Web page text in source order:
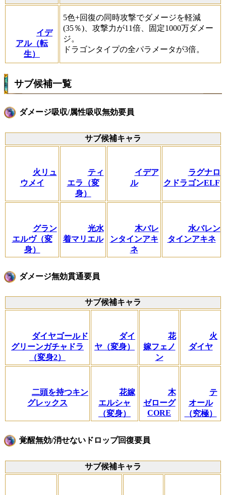
イデ
アル（転
生）
5色+回復の同時攻撃でダメージを軽減
(35％)、攻撃力が11倍、固定1000万ダメー
ジ。
ドラゴンタイプの全パラメータが3倍。
サブ候補一覧
ダメージ吸収/属性吸収無効要員
サブ候補キャラ
火リュ
ウメイ
ティ
エラ（変
身）
イデア
ル
ラグナロ
クドラゴンELF
グラン
エルヴ（変
身）
光水
着マリエル
木バレ
ンタインアキ
ネ
水バレン
タインアキネ
ダメージ無効貫通要員
サブ候補キャラ
ダイヤゴールド
グリーンガチャドラ
（変身2）
ダイ
ヤ（変身）
花
嫁フェノ
ン
火
ダイヤ
二頭を持つキン
グレックス
花嫁
エルシャ
（変身）
木
ゼローグ
CORE
テ
オール
（究極）
覚醒無効/消せないドロップ回復要員
サブ候補キャラ